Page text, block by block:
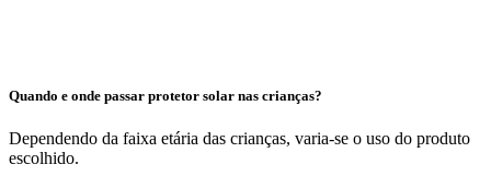
Quando e onde passar protetor solar nas crianças?
Dependendo da faixa etária das crianças, varia-se o uso do produto
escolhido.